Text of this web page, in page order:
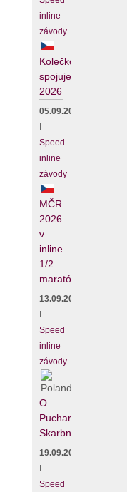
inline
závody
Kolečko
spojuje
2026
05.09.2026
Speed
inline
závody
MČR
2026
v
inline
1/2
maratónu
13.09.2026
Speed
inline
závody
O
Puchar
Skarbnika
19.09.2026
Speed